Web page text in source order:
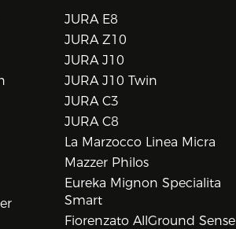
JURA E8
JURA Z10
JURA J10
JURA J10 Twin
JURA C3
JURA C8
La Marzocco Linea Micra
Mazzer Philos
Eureka Mignon Specialita
Smart
Fiorenzato AllGround Sense